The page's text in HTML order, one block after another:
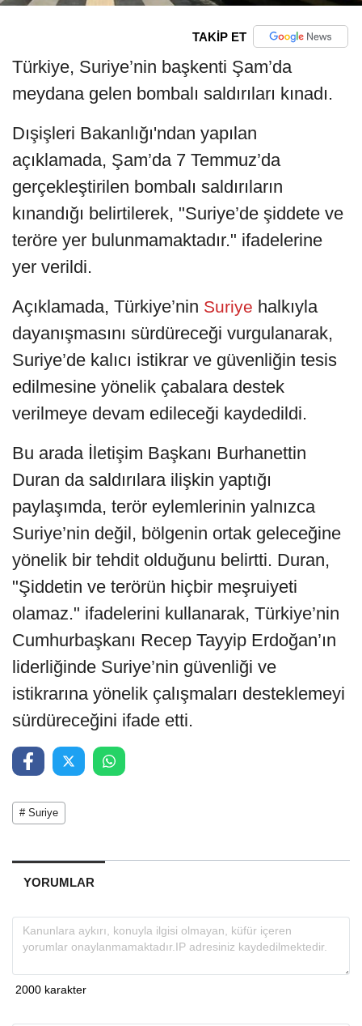
TAKİP ET
Türkiye, Suriye’nin başkenti Şam’da
meydana gelen bombalı saldırıları kınadı.
Dışişleri Bakanlığı'ndan yapılan
açıklamada, Şam’da 7 Temmuz’da
gerçekleştirilen bombalı saldırıların
kınandığı belirtilerek, "Suriye’de şiddete ve
teröre yer bulunmamaktadır." ifadelerine
yer verildi.
Açıklamada, Türkiye’nin Suriye halkıyla
dayanışmasını sürdüreceği vurgulanarak,
Suriye’de kalıcı istikrar ve güvenliğin tesis
edilmesine yönelik çabalara destek
verilmeye devam edileceği kaydedildi.
Bu arada İletişim Başkanı Burhanettin
Duran da saldırılara ilişkin yaptığı
paylaşımda, terör eylemlerinin yalnızca
Suriye’nin değil, bölgenin ortak geleceğine
yönelik bir tehdit olduğunu belirtti. Duran,
"Şiddetin ve terörün hiçbir meşruiyeti
olamaz." ifadelerini kullanarak, Türkiye’nin
Cumhurbaşkanı Recep Tayyip Erdoğan’ın
liderliğinde Suriye’nin güvenliği ve
istikrarına yönelik çalışmaları desteklemeyi
sürdüreceğini ifade etti.
# Suriye
YORUMLAR